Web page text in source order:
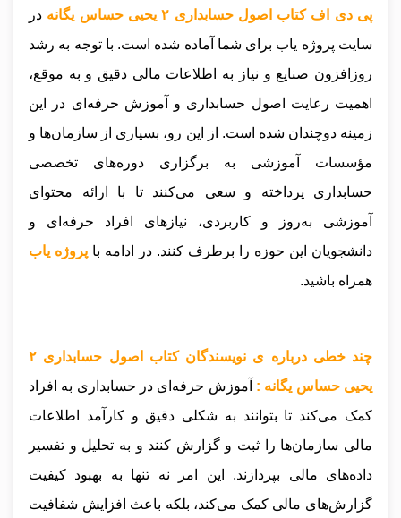
پی دی اف کتاب اصول حسابداری ۲ یحیی حساس یگانه
در
سایت پروژه یاب برای شما آماده شده است. با توجه به رشد
روزافزون صنایع و نیاز به اطلاعات مالی دقیق و به موقع،
اهمیت رعایت اصول حسابداری و آموزش حرفه‌ای در این
زمینه دوچندان شده است. از این رو، بسیاری از سازمان‌ها و
مؤسسات آموزشی به برگزاری دوره‌های تخصصی
حسابداری پرداخته و سعی می‌کنند تا با ارائه محتوای
آموزشی به‌روز و کاربردی، نیازهای افراد حرفه‌ای و
دانشجویان این حوزه را برطرف کنند. در ادامه با پروژه یاب
همراه باشید.
چند خطی درباره ی نویسندگان کتاب اصول حسابداری ۲
یحیی حساس یگانه : آموزش حرفه‌ای در حسابداری به افراد
کمک می‌کند تا بتوانند به شکلی دقیق و کارآمد اطلاعات
مالی سازمان‌ها را ثبت و گزارش کنند و به تحلیل و تفسیر
داده‌های مالی بپردازند. این امر نه تنها به بهبود کیفیت
گزارش‌های مالی کمک می‌کند، بلکه باعث افزایش شفافیت